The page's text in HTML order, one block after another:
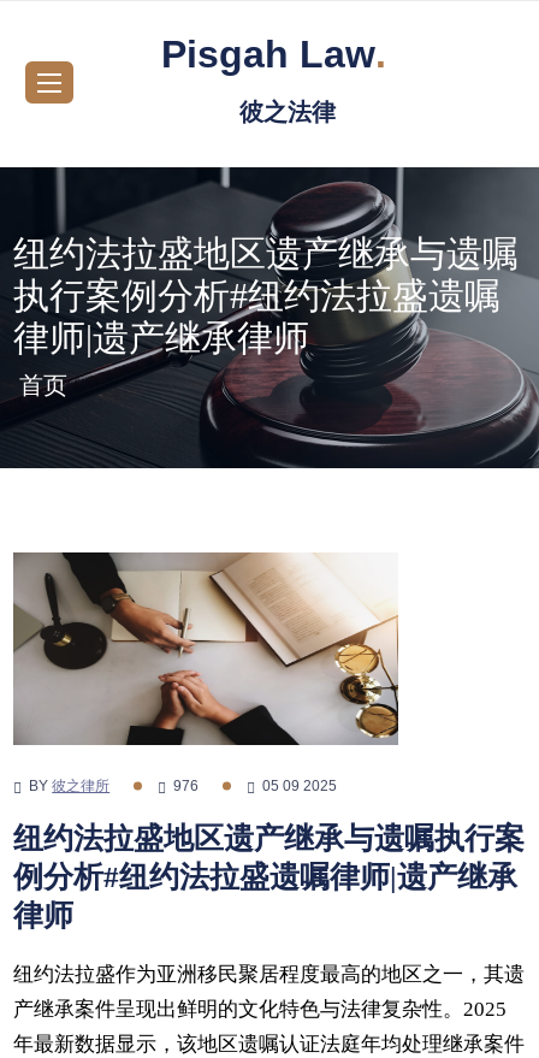
Pisgah Law.
彼之法律
纽约法拉盛地区遗产继承与遗嘱
执行案例分析#纽约法拉盛遗嘱
律师|遗产继承律师
首页
BY彼之律所 976 05 09 2025
纽约法拉盛地区遗产继承与遗嘱执行案
例分析#纽约法拉盛遗嘱律师|遗产继承
律师
纽约法拉盛作为亚洲移民聚居程度最高的地区之一，其遗
产继承案件呈现出鲜明的文化特色与法律复杂性。2025
年最新数据显示，该地区遗嘱认证法庭年均处理继承案件